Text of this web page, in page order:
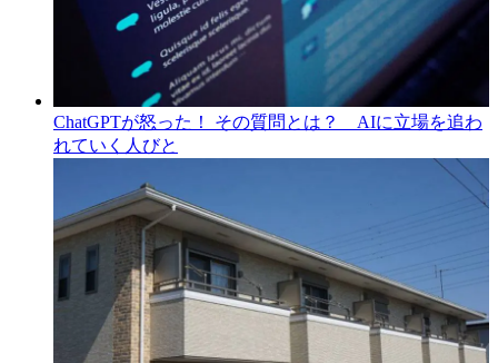
ChatGPTが怒った！ その質問とは？ AIに立場を追わ
れていく人びと